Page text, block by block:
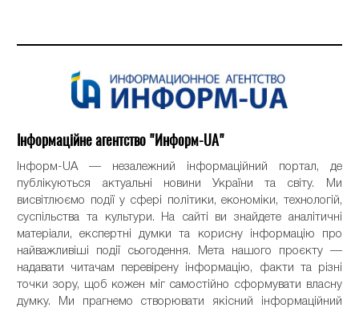
Інформаційне агентство "Информ-UA"
Інформ-UA — незалежний інформаційний портал, де
публікуються актуальні новини України та світу. Ми
висвітлюємо події у сфері політики, економіки, технологій,
суспільства та культури. На сайті ви знайдете аналітичні
матеріали, експертні думки та корисну інформацію про
найважливіші події сьогодення. Мета нашого проєкту —
надавати читачам перевірену інформацію, факти та різні
точки зору, щоб кожен міг самостійно сформувати власну
думку. Ми прагнемо створювати якісний інформаційний